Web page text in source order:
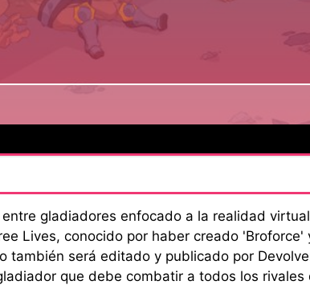
gladiadores enfocado a la realidad
Lives, conocido por haber creado 'Broforce'
también será editado y publicado por
que debe combatir a todos los rivales